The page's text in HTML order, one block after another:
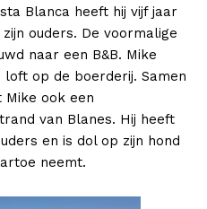
Blanca heeft hij vijf jaar
ouders. De voormalige
naar een B&B. Mike
op de boerderij. Samen
Mike ook een
van Blanes. Hij heeft
en is dol op zijn hond
neemt.